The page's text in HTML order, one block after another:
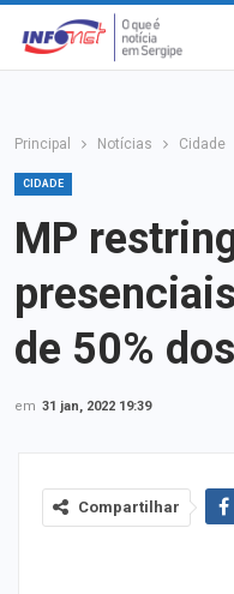
Principal Notícias Cidade
CIDADE
MP
de 50%
em 31 jan, 2022 19:39
Compartilhar